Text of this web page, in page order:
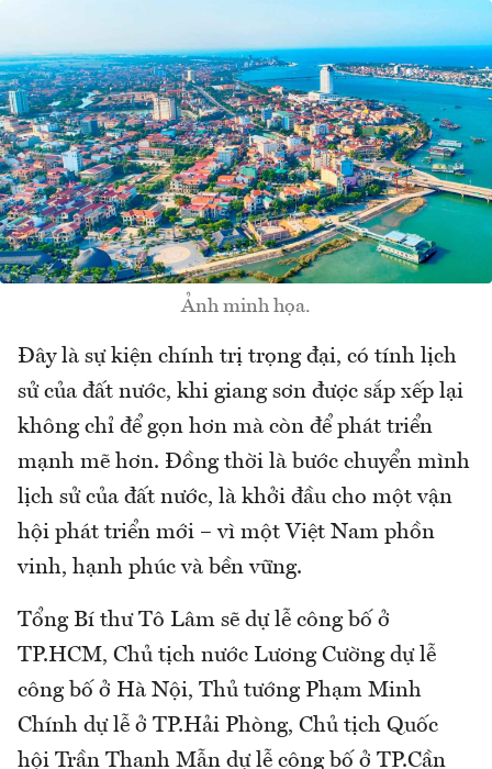
Ảnh minh họa.
Đây là sự kiện chính trị trọng đại, có tính lịch
sử của đất nước, khi giang sơn được sắp xếp lại
không chỉ để gọn hơn mà còn để phát triển
mạnh mẽ hơn. Đồng thời là bước chuyển mình
lịch sử của đất nước, là khởi đầu cho một vận
hội phát triển mới – vì một Việt Nam phồn
vinh, hạnh phúc và bền vững.
Tổng Bí thư Tô Lâm sẽ dự lễ công bố ở
TP.HCM, Chủ tịch nước Lương Cường dự lễ
công bố ở Hà Nội, Thủ tướng Phạm Minh
Chính dự lễ ở TP.Hải Phòng, Chủ tịch Quốc
hội Trần Thanh Mẫn dự lễ công bố ở TP.Cần